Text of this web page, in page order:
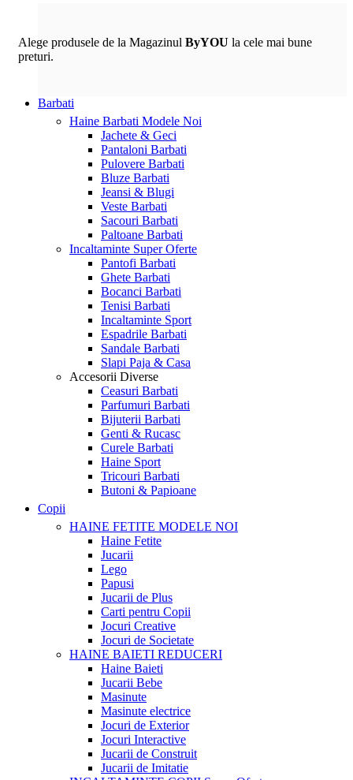
Alege produsele de la Magazinul ByYOU la cele mai bune
preturi.
Barbati
Haine Barbati Modele Noi
Jachete & Geci
Pantaloni Barbati
Pulovere Barbati
Bluze Barbati
Jeansi & Blugi
Veste Barbati
Sacouri Barbati
Paltoane Barbati
Incaltaminte Super Oferte
Pantofi Barbati
Ghete Barbati
Bocanci Barbati
Tenisi Barbati
Incaltaminte Sport
Espadrile Barbati
Sandale Barbati
Slapi Paja & Casa
Accesorii Diverse
Ceasuri Barbati
Parfumuri Barbati
Bijuterii Barbati
Genti & Rucasc
Curele Barbati
Haine Sport
Tricouri Barbati
Butoni & Papioane
Copii
HAINE FETITE MODELE NOI
Haine Fetite
Jucarii
Lego
Papusi
Jucarii de Plus
Carti pentru Copii
Jocuri Creative
Jocuri de Societate
HAINE BAIETI REDUCERI
Haine Baieti
Jucarii Bebe
Masinute
Masinute electrice
Jocuri de Exterior
Jocuri Interactive
Jucarii de Construit
Jucarii de Imitatie